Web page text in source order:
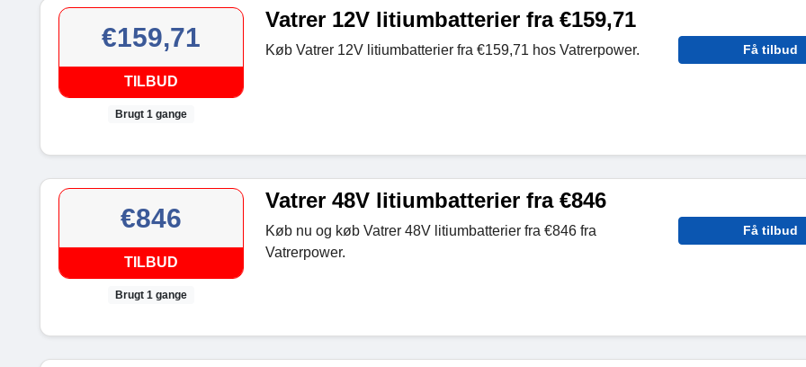
€159,71
TILBUD
Brugt 1 gange
Vatrer 12V litiumbatterier fra €159,71
Køb Vatrer 12V litiumbatterier fra €159,71 hos Vatrerpower. Få tilbud
€846
TILBUD
Brugt 1 gange
Vatrer 48V litiumbatterier fra €846
Køb nu og køb Vatrer 48V litiumbatterier fra €846 fra
Vatrerpower.
Få tilbud